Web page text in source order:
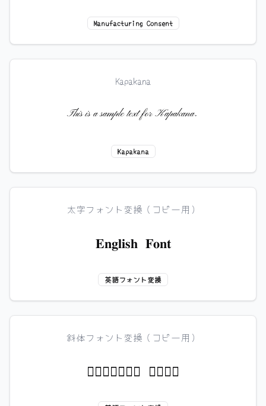
Manufacturing Consent
Kapakana
This is a sample text for Kapakana.
Kapakana
太字フォント変換（コピー用）
𝐄𝐧𝐠𝐥𝐢𝐬𝐡 𝐅𝐨𝐧𝐭
英語フォント変換
斜体フォント変換（コピー用）
𝐸𝑛𝑔𝑙𝑖𝑠𝑕 𝐹𝑜𝑛𝑡